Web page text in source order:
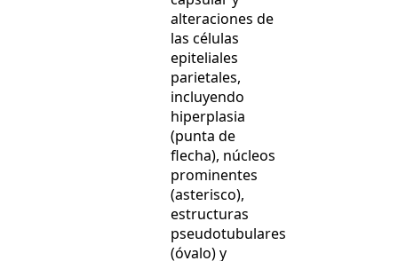
alteraciones de
las células
epiteliales
parietales,
incluyendo
hiperplasia
(punta de
flecha), núcleos
prominentes
(asterisco),
estructuras
pseudotubulares
(óvalo) y